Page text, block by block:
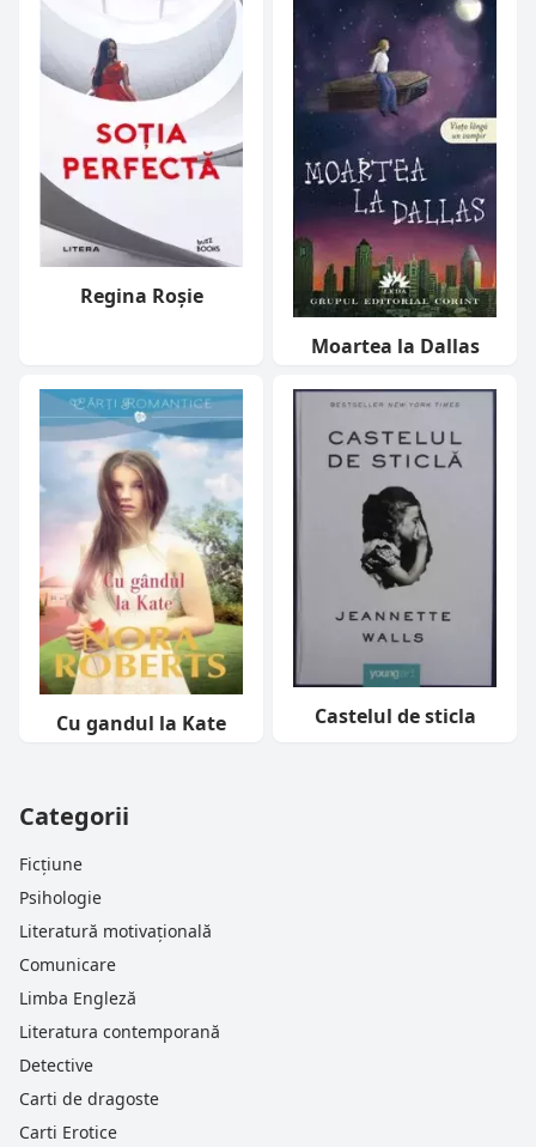
Regina Roșie
Moartea la Dallas
Cu gandul la Kate Castelul de sticla
Categorii
Ficțiune
Psihologie
Literatură motivațională
Comunicare
Limba Engleză
Literatura contemporană
Detective
Carti de dragoste
Carti Erotice